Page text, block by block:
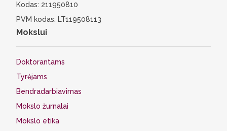
Kodas: 211950810
PVM kodas: LT119508113
Mokslui
Doktorantams
Tyrėjams
Bendradarbiavimas
Mokslo žurnalai
Mokslo etika